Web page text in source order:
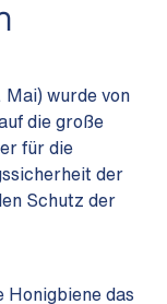
wurde von
die große
für die
der
Schutz der
Honigbiene das